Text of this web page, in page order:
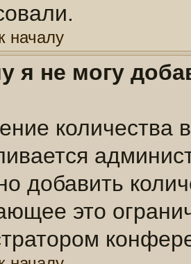
началу
я не могу
количества
добавить
это